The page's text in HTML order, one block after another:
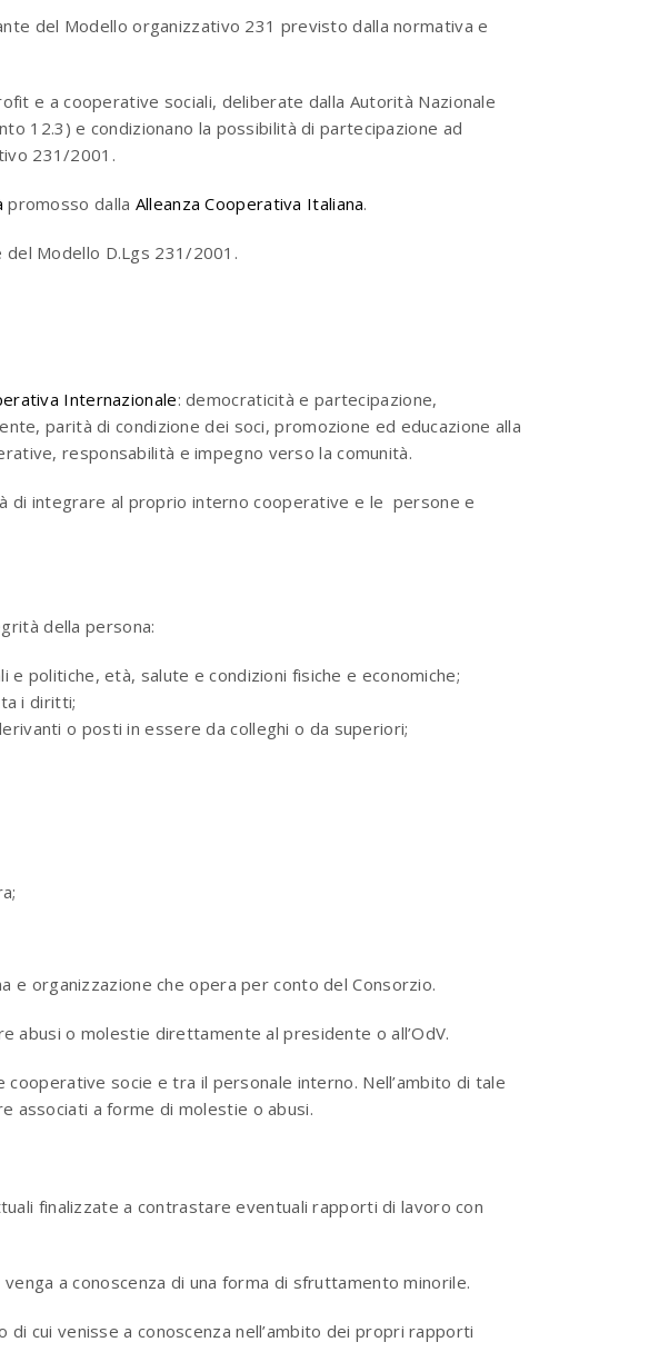
del Modello organizzativo 231 previsto dalla normativa e
e a cooperative sociali, deliberate dalla Autorità Nazionale
12.3) e condizionano la possibilità di partecipazione ad
231/2001.
promosso dalla Alleanza Cooperativa Italiana.
del Modello D.Lgs 231/2001.
Internazionale: democraticità e partecipazione,
parità di condizione dei soci, promozione ed educazione alla
responsabilità e impegno verso la comunità.
di integrare al proprio interno cooperative e le persone e
della persona:
politiche, età, salute e condizioni fisiche e economiche;
i diritti;
o posti in essere da colleghi o da superiori;
e organizzazione che opera per conto del Consorzio.
abusi o molestie direttamente al presidente o all’OdV.
socie e tra il personale interno. Nell’ambito di tale
associati a forme di molestie o abusi.
finalizzate a contrastare eventuali rapporti di lavoro con
a conoscenza di una forma di sfruttamento minorile.
cui venisse a conoscenza nell’ambito dei propri rapporti